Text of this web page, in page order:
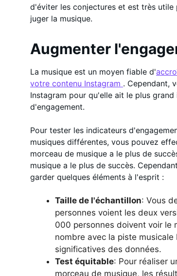
d'éviter les conjectures et est très
juger la musique.
Augmenter
La musique est un moyen fiable d'
votre contenu Instagram . Cependant,
Instagram pour qu'elle ait le plus
d'engagement.
Pour tester les indicateurs
musiques différentes, vous pouvez
morceau de musique a le plus de
musique a le plus de succès.
garder quelques éléments à l'esprit :
Taille de l'échantillon: Vous
personnes voient les deux
000 personnes doivent voir le
nombre avec la piste
significatives des données.
Test équitable: Pour réaliser
morceau de musique, les